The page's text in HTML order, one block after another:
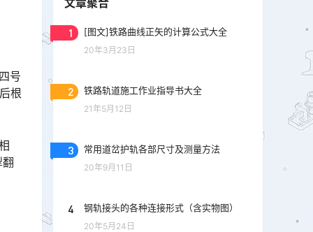
号
根
文章聚合
1 [图文]铁路曲线正矢的计算公式大全
20年3月23日
2 铁路轨道施工作业指导书大全
21年5月12日
3 常用道岔护轨各部尺寸及测量方法
20年9月11日
4 钢轨接头的各种连接形式（含实物图）
20年5月24日